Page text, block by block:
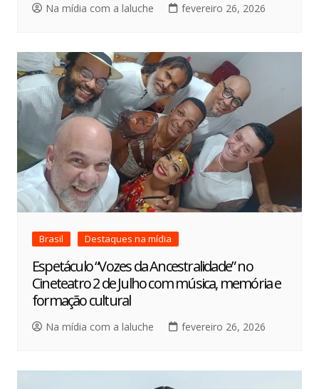
Na mídia com a laluche fevereiro 26, 2026
Brasil Destaques na mídia
Espetáculo “Vozes da Ancestralidade” no
Cineteatro 2 de Julho com música, memória e
formação cultural
Na mídia com a laluche fevereiro 26, 2026